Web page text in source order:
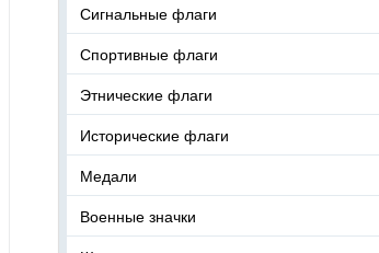
Сигнальные флаги
Спортивные флаги
Этнические флаги
Исторические флаги
Медали
Военные значки